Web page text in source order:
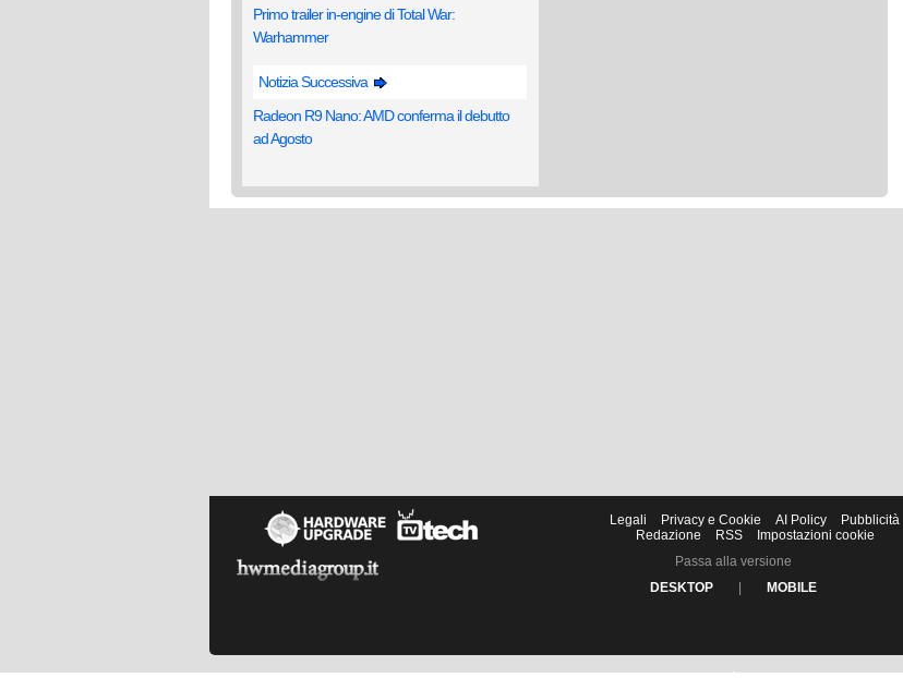
Primo trailer in-engine di Total War:
Warhammer
Notizia Successiva
Radeon R9 Nano: AMD conferma il debutto
ad Agosto
Legali Privacy e Cookie AI Policy
Pubblicità
Redazione
RSS
Impostazioni cookie
Passa alla versione
DESKTOP
MOBILE